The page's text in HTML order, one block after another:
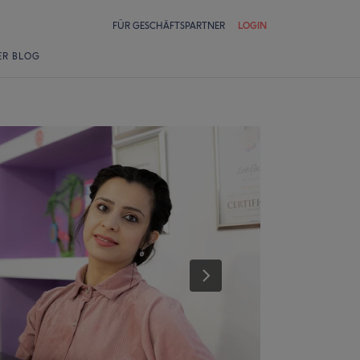
FÜR GESCHÄFTSPARTNER LOGIN
BLOG